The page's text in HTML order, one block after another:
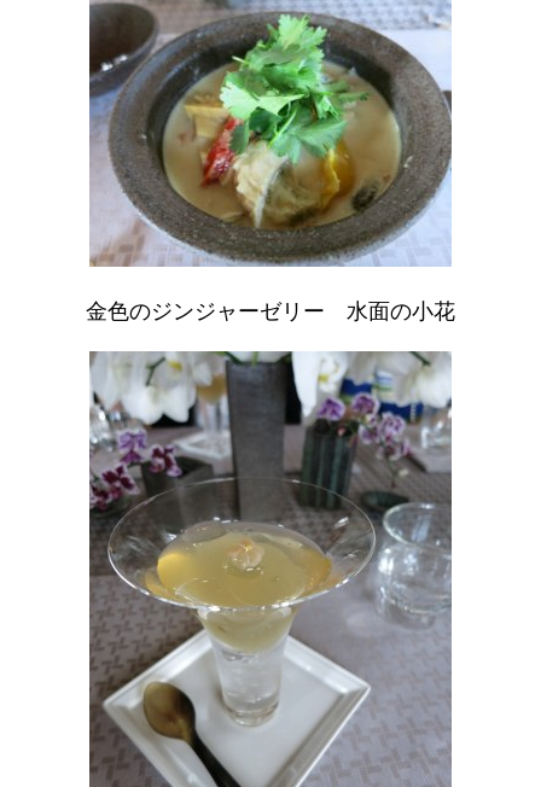
金色のジンジャーゼリー 水面の小花